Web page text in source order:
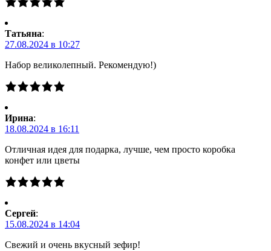
Татьяна:
27.08.2024 в 10:27
Набор великолепный. Рекомендую!)
Ирина:
18.08.2024 в 16:11
Отличная идея для подарка, лучше, чем просто коробка
конфет или цветы
Сергей:
15.08.2024 в 14:04
Свежий и очень вкусный зефир!